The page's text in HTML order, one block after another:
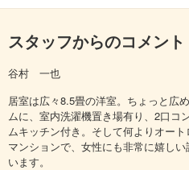
スタッフからのコメント
谷村 一也
居室は広々8.5畳の洋室。ちょっと広
ムに、室内洗濯機置き場有り、2口コ
ムキッチン付き。そして何よりオー
マンションで、女性にも非常に嬉し
います。